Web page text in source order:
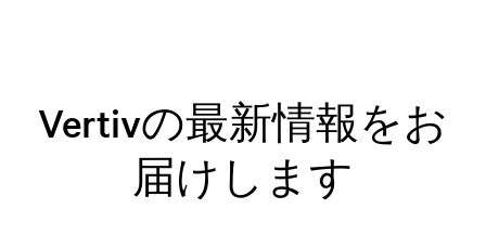
Vertivの最新情報をお
届けします